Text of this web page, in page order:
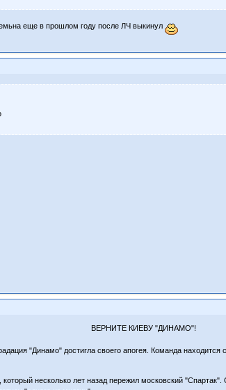
еще в прошлом году после ЛЧ выкинул
ВЕРНИТЕ КИЕВУ "ДИНАМО"!
"Динамо" достигла своего апогея. Команда
несколько лет назад пережил московский